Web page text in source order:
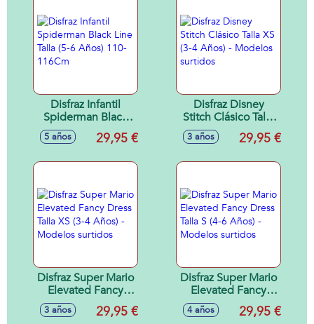
Disfraz Infantil
Spiderman Black
Line Talla (5-6 Años)
110-116Cm
5 años 29,95 €
Disfraz Disney
Stitch Clásico Talla
XS (3-4 Años) -
Modelos surtidos
3 años 29,95 €
Disfraz Super Mario
Elevated Fancy
Dress Talla XS (3-4
Años) - Modelos
3 años 29,95 €
Disfraz Super Mario
Elevated Fancy
Dress Talla S (4-6
Años) - Modelos
4 años 29,95 €